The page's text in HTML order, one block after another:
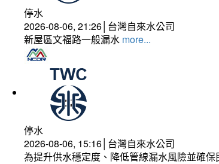
停水
2026-08-06, 21:26│台灣自來水公司
新屋區文福路一般漏水 more...
停水
2026-08-06, 15:16│台灣自來水公司
為提升供水穩定度、降低管線漏水風險並確